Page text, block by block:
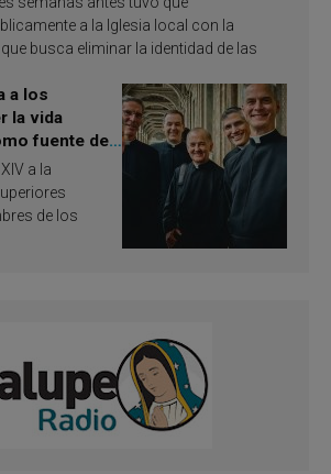
a la Iglesia local con la
busca eliminar la identidad de las
a los
la vida
fuente de
a la
de los